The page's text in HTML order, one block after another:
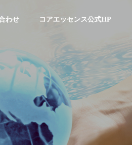
わせ コアエッセンス公式HP